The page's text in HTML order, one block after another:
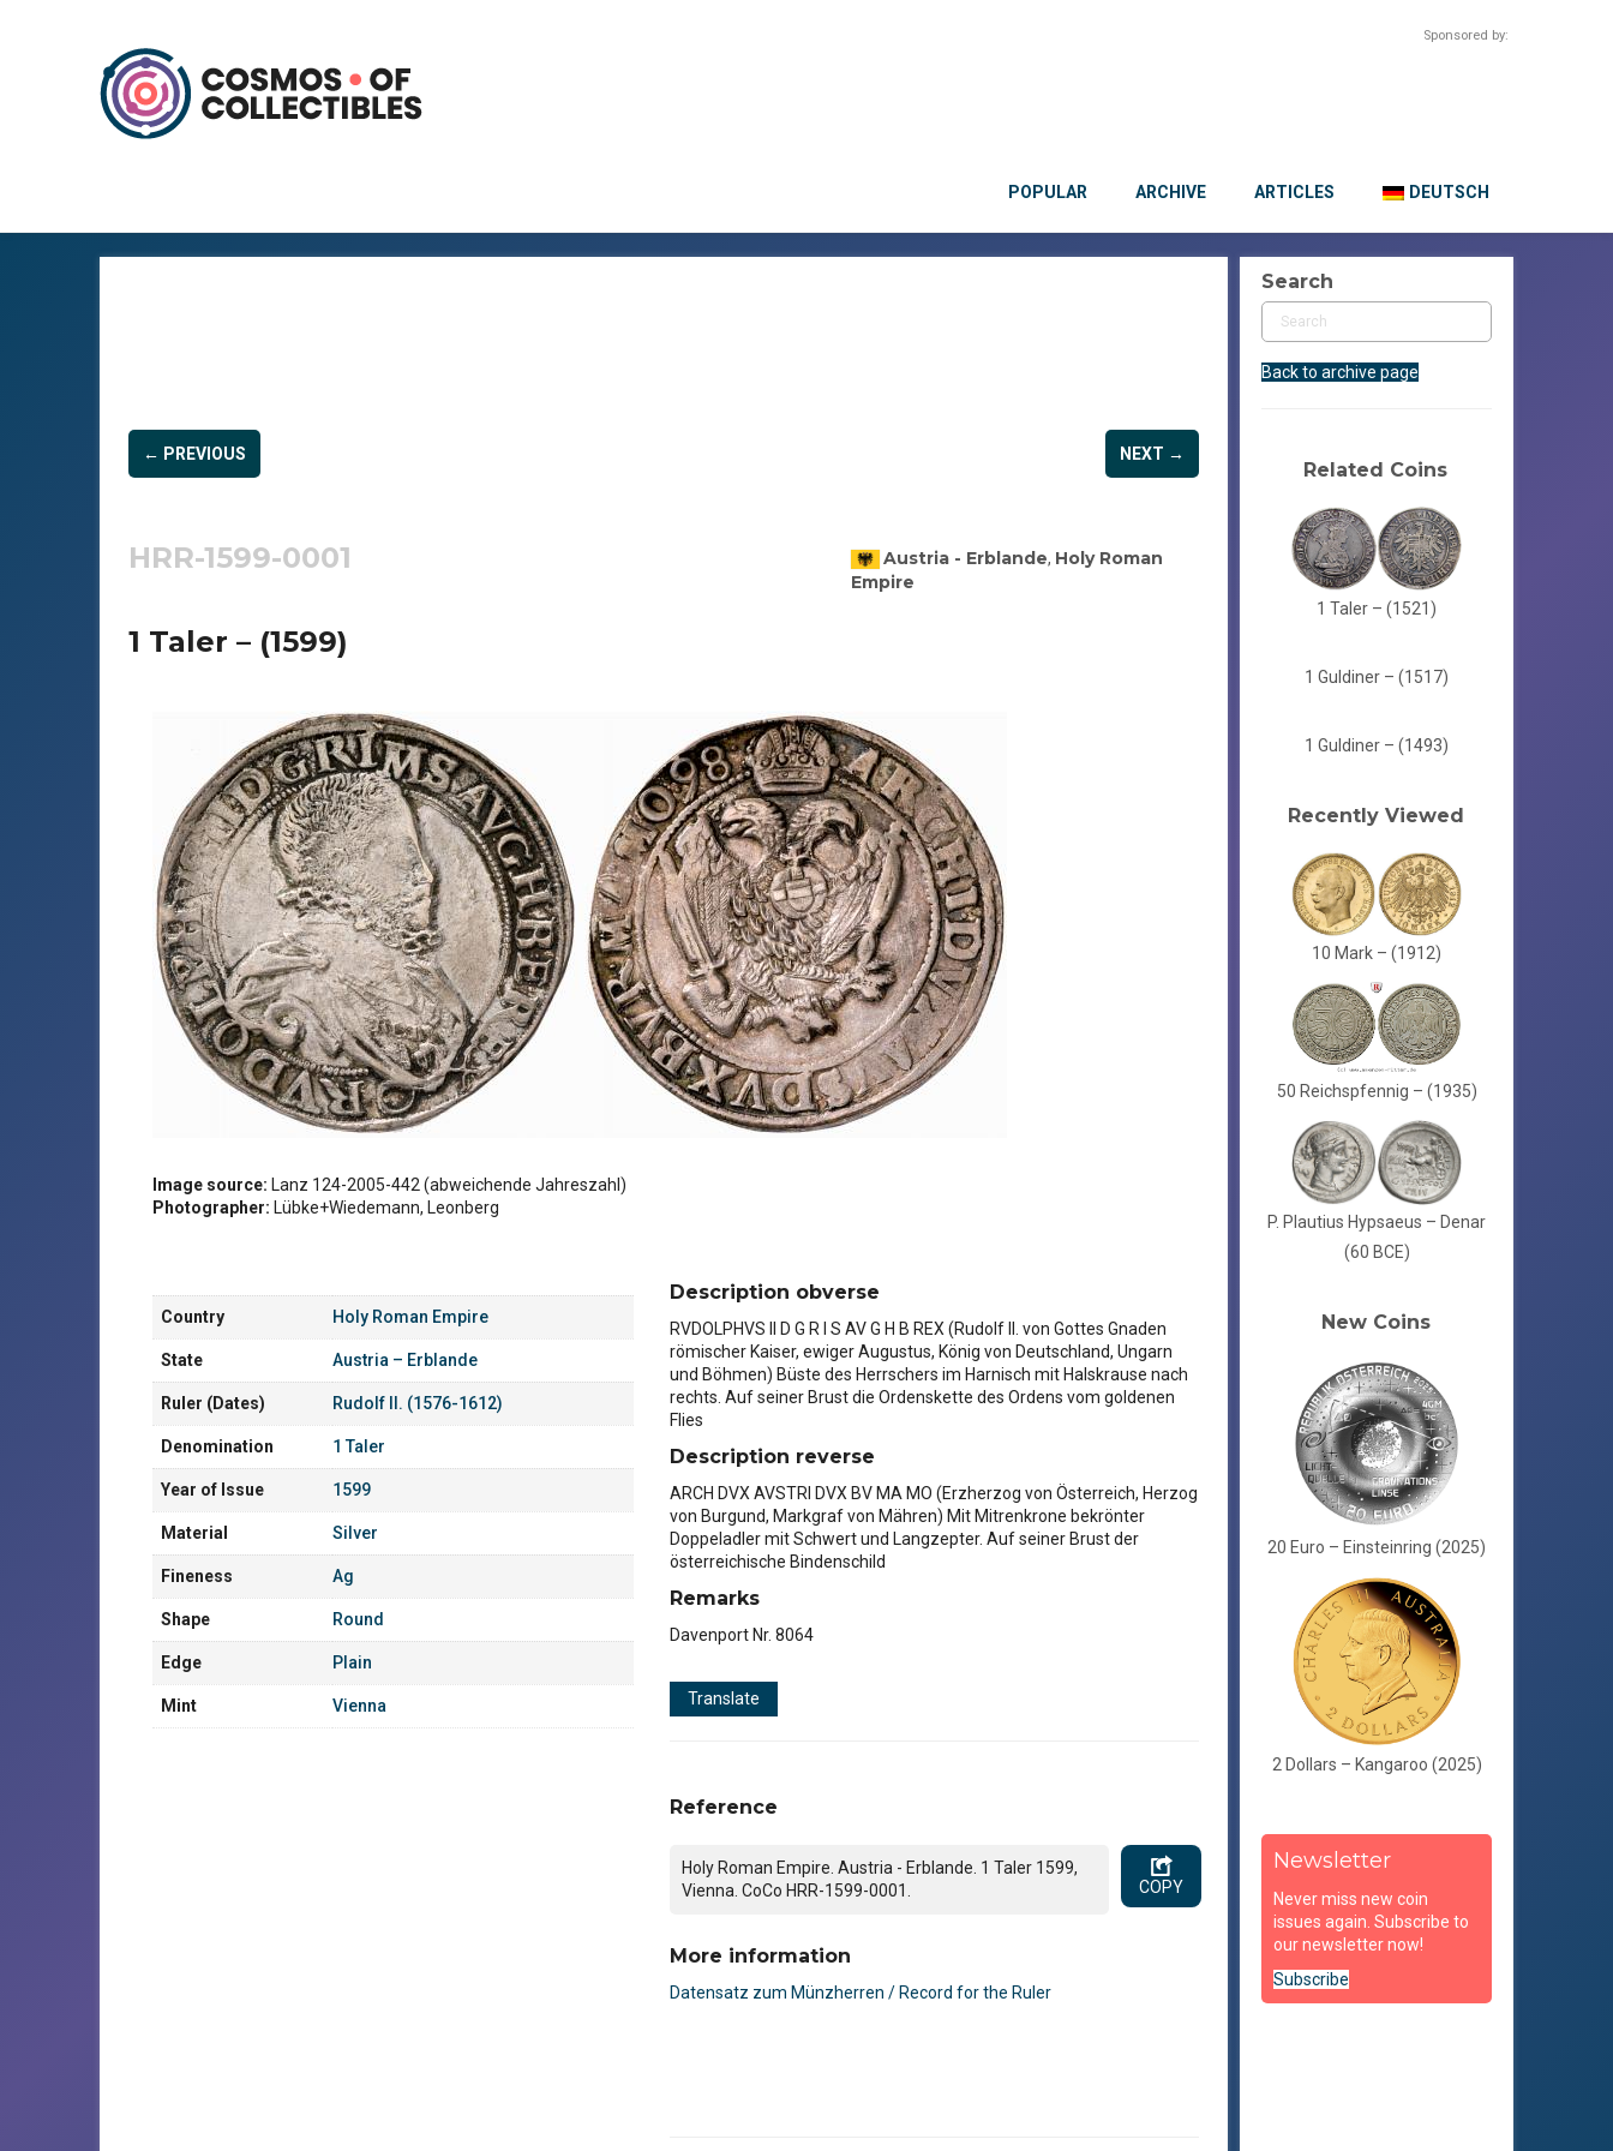
Sponsored by:
POPULAR ARCHIVE ARTICLES DEUTSCH
← PREVIOUS NEXT →
HRR-1599-0001 Austria - Erblande, Holy Roman
Empire
1 Taler – (1599)
Image source: Lanz 124-2005-442 (abweichende Jahreszahl)
Photographer: Lübke+Wiedemann, Leonberg
Country Holy Roman Empire
State Austria – Erblande
Ruler (Dates) Rudolf II. (1576-1612)
Denomination 1 Taler
Year of Issue 1599
Material Silver
Fineness Ag
Shape Round
Edge Plain
Mint Vienna
Description obverse
RVDOLPHVS II D G R I S AV G H B REX (Rudolf II. von Gottes Gnaden
römischer Kaiser, ewiger Augustus, König von Deutschland, Ungarn
und Böhmen) Büste des Herrschers im Harnisch mit Halskrause nach
rechts. Auf seiner Brust die Ordenskette des Ordens vom goldenen
Flies
Description reverse
ARCH DVX AVSTRI DVX BV MA MO (Erzherzog von Österreich, Herzog
von Burgund, Markgraf von Mähren) Mit Mitrenkrone bekrönter
Doppeladler mit Schwert und Langzepter. Auf seiner Brust der
österreichische Bindenschild
Remarks
Davenport Nr. 8064
Translate
Reference
Holy Roman Empire. Austria - Erblande. 1 Taler 1599,
Vienna. CoCo HRR-1599-0001.
COPY
More information
Datensatz zum Münzherren / Record for the Ruler
Search
Back to archive page
Related Coins
1 Taler – (1521)
1 Guldiner – (1517)
1 Guldiner – (1493)
Recently Viewed
10 Mark – (1912)
50 Reichspfennig – (1935)
P. Plautius Hypsaeus – Denar
(60 BCE)
New Coins
20 Euro – Einsteinring (2025)
2 Dollars – Kangaroo (2025)
Newsletter
Never miss new coin
issues again. Subscribe to
our newsletter now!
Subscribe